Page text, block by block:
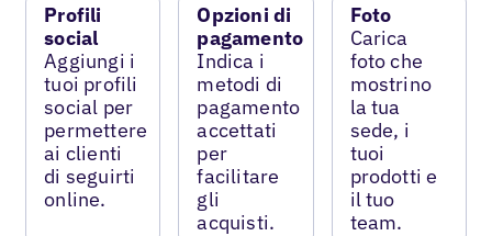
Profili
social
Aggiungi i
tuoi profili
social per
permettere
ai clienti
di seguirti
online.
Opzioni di
pagamento
Indica i
metodi di
pagamento
accettati
per
facilitare
gli
acquisti.
Foto
Carica
foto che
mostrino
la tua
sede, i
tuoi
prodotti e
il tuo
team.